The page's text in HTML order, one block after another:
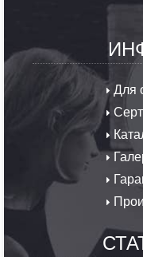
Для